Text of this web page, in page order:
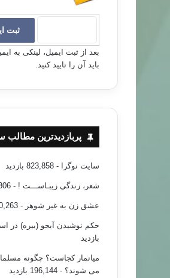
بعد از ثبت ایمیل، لینکی به
باید آن را تایید کنید.
پربازدیدترین مطالب
سایت نوگرا - 823,858 بازدید
شعر، زندگی زیبـاســـت ! - 485,306 بازدید
عشق زن به غیر شوهر - 280,263 بازدید
حکم نوشیدن آبجو (بیره) در
بازدید
میانمار کجاست؟ چگونه
می شوند؟ - 196,144 بازدید